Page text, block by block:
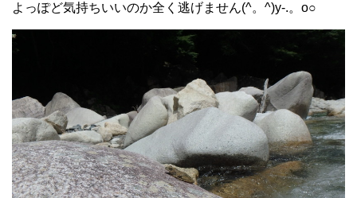
よっぽど気持ちいいのか全く逃げません(^。^)y-.。o○